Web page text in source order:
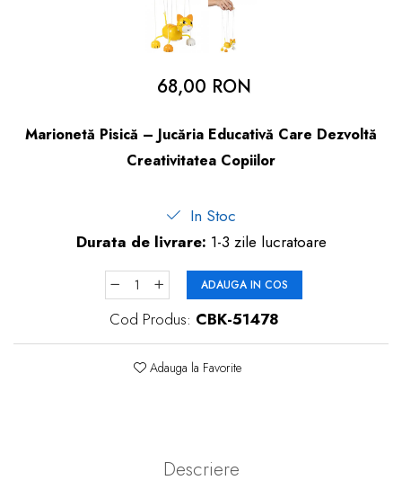
Produse îngrijire copii
68,00 RON
Marionetă Pisică – Jucăria Educativă Care Dezvoltă
Creativitatea Copiilor
In Stoc
Durata de livrare: 1-3 zile lucratoare
ADAUGA IN COS
Cod Produs: CBK-51478
Adauga la Favorite
Descriere